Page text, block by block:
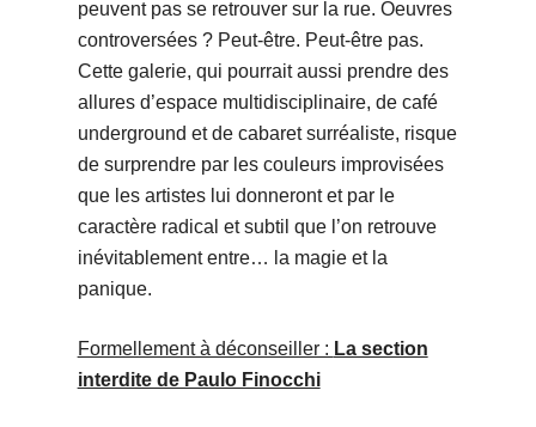
peuvent pas se retrouver sur la rue. Oeuvres
controversées ? Peut-être. Peut-être pas.
Cette galerie, qui pourrait aussi prendre des
allures d’espace multidisciplinaire, de café
underground et de cabaret surréaliste, risque
de surprendre par les couleurs improvisées
que les artistes lui donneront et par le
caractère radical et subtil que l’on retrouve
inévitablement entre… la magie et la
panique.
Formellement à déconseiller : La section
interdite de Paulo Finocchi